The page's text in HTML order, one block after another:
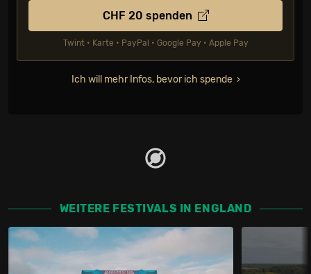
CHF 20 spenden
Twint • Karte • PayPal • Google Pay • Apple Pay
Ich will mehr Infos, bevor ich spende
WEITERE FESTIVALS IN ENGLAND